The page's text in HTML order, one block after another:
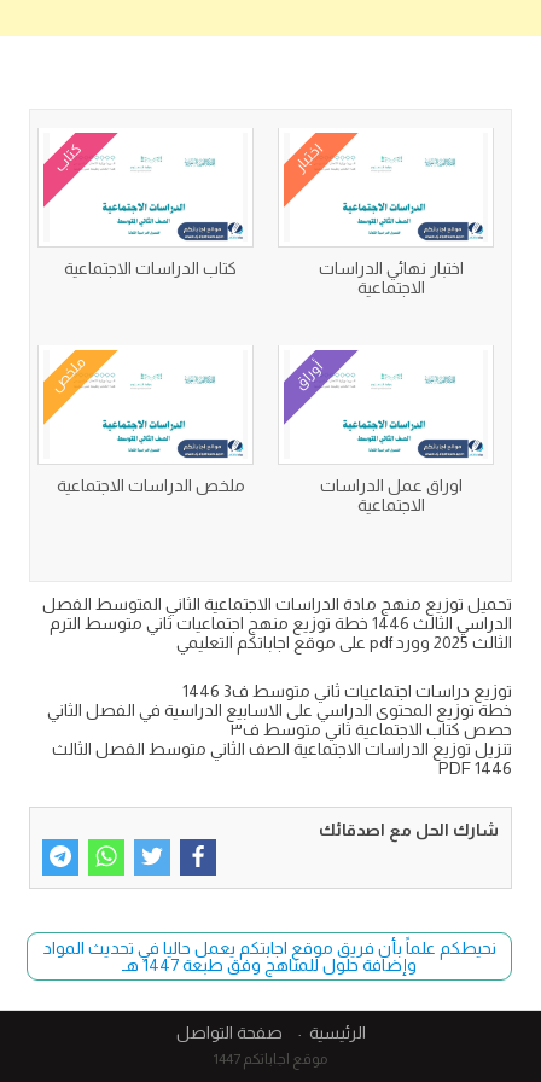
اختبار
اختبار نهائي الدراسات
الاجتماعية
كتاب
كتاب الدراسات الاجتماعية
أوراق
اوراق عمل الدراسات
الاجتماعية
ملخص
ملخص الدراسات الاجتماعية
تحميل توزيع منهج مادة الدراسات الاجتماعية الثاني المتوسط الفصل
الدراسي الثالث 1446 خطة توزيع منهج اجتماعيات ثاني متوسط الترم
الثالث 2025 وورد pdf على موقع اجاباتكم التعليمي
توزيع دراسات اجتماعيات ثاني متوسط ف3 1446
خطة توزيع المحتوى الدراسي على الاسابيع الدراسية في الفصل الثاني
حصص كتاب الاجتماعية ثاني متوسط ف٣
تنزيل توزيع الدراسات الاجتماعية الصف الثاني متوسط الفصل الثالث
PDF 1446
شارك الحل مع اصدقائك
نحيطكم علماً بأن فريق موقع اجابتكم يعمل حاليا في تحديث المواد
وإضافة حلول للمناهج وفق طبعة 1447 هـ
الرئيسية صفحة التواصل
موقع اجاباتكم 1447